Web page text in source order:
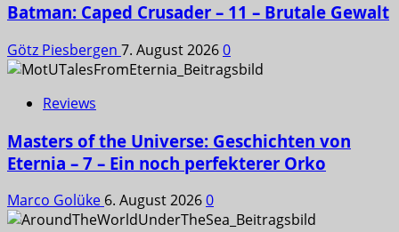
Batman: Caped Crusader – 11 – Brutale Gewalt
Götz Piesbergen 7. August 20260
Reviews
Masters of the Universe: Geschichten von
Eternia – 7 – Ein noch perfekterer Orko
Marco Golüke 6. August 20260